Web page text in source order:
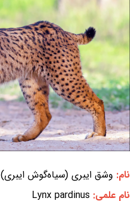
نام: وشق ایبری (سیاه‌گوش ایبری) Iberian lynx
نام علمی: Lynx pardinus